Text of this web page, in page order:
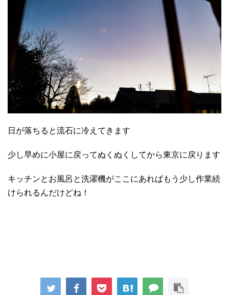
日が落ちると流石に冷えてきます
少し早めに小屋に戻ってぬくぬくしてから東京に戻ります
キッチンとお風呂と洗濯機がここにあればもう少し作業続
けられるんだけどね！